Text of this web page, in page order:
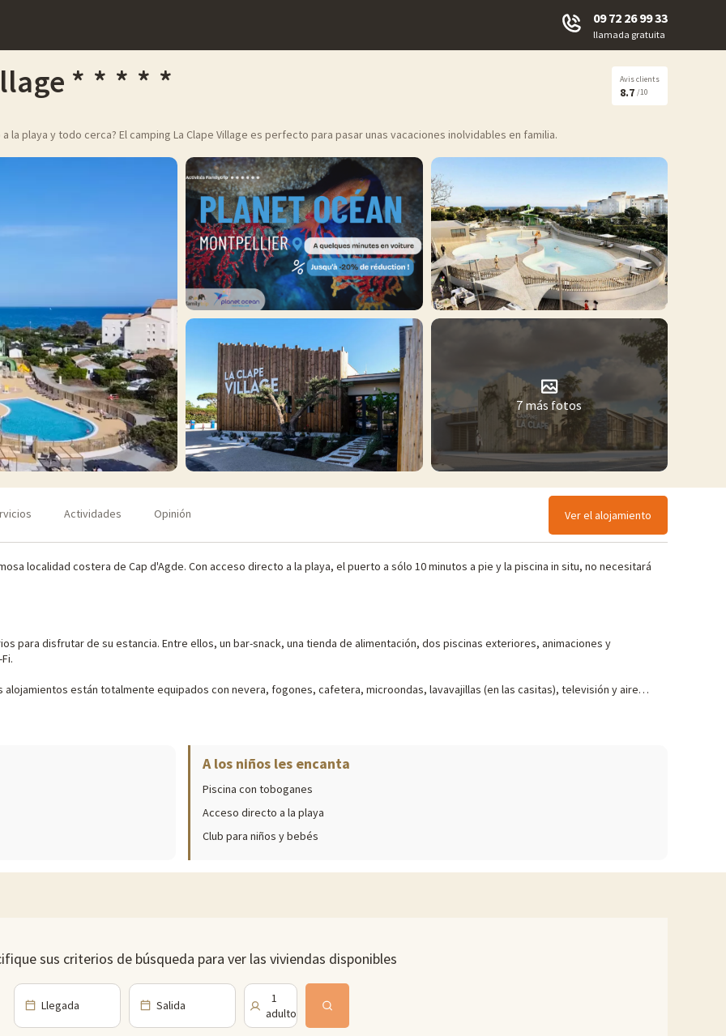
09 72 26 99 33
llamada gratuita
Avis clients
8.7 /10
la playa y todo cerca? El camping La Clape Village es perfecto para pasar unas vacaciones inolvidables en familia.
7 más fotos
Actividades Opinión Ver el alojamiento
localidad costera de Cap d'Agde. Con acceso directo a la playa, el puerto a sólo 10 minutos a pie y la piscina in situ, no necesitará
para disfrutar de su estancia. Entre ellos, un bar-snack, una tienda de alimentación, dos piscinas exteriores, animaciones y
alojamientos están totalmente equipados con nevera, fogones, cafetera, microondas, lavavajillas (en las casitas), televisión y aire
in situ (fechas de apertura, edades de los clubes, contenido de los paquetes para bebés, etc.),
acuáticos. Podrá disfrutar de ellas durante toda su estancia... ¿Está preparado para sus mejores toboganes?
una pista polideportiva y mesas de ping-pong in situ, así como una sala de musculación de libre acceso. También hay una sala de
al club, cuyo programa incluye numerosas actividades (búsqueda del tesoro, juegos de construcción, actividades para descubrir
durante el día y por la noche, así como veladas de baile, karaoke, bingo... Es imposible aburrirse en el Camping de la Clape
sus variados deportes náuticos y su animado puerto deportivo. También cuenta con una amplia oferta de restaurantes, bares, tiendas y
sus propias características. Entre las más populares están Grande Conque, una playa de arena negra bordeada de acantilados, Plage
profundas, y Plage Richelieu, ideal para practicar deportes acuáticos como moto acuática y windsurf. Cerca de Cap d'Agde se
d'Agde. Esta ciudad histórica es conocida por su rico patrimonio arquitectónico, que incluye la catedral de Saint-Étienne, las murallas
A los niños les encanta
Piscina con toboganes
Acceso directo a la playa
Club para niños y bebés
sus criterios de búsqueda para ver las viviendas disponibles
Llegada Salida
1
adulto